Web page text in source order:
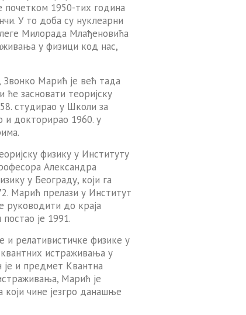
почетком 1950-тих година
У то доба су нуклеарни
Милорада Млађеновића
у физици код нас,
Звонко Марић је већ тада
засновати теоријску
студирао у Школи за
и докторирао 1960. у
физику у Институту
Александра
у Београду, који га
Марић прелази у Институт
руководити до краја
је 1991.
и релативистичке физике у
истраживања у
је и предмет Квантна
Марић је
чине језгро данашње